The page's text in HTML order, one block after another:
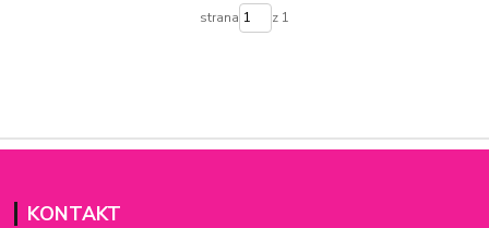
strana z 1
KONTAKT